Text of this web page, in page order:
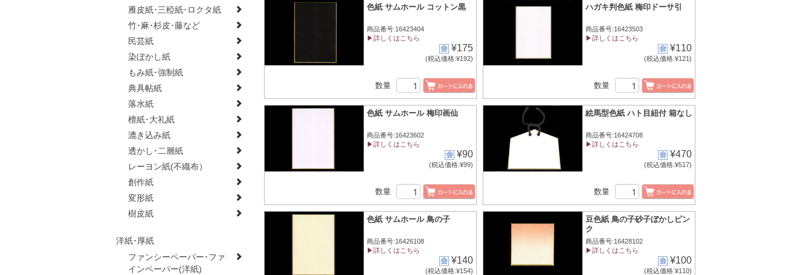
雁皮紙･三椏紙･ロクタ紙
竹･麻･杉皮･藤など
民芸紙
染ぼかし紙
もみ紙･強制紙
典具帖紙
落水紙
檀紙･大礼紙
漉き込み紙
透かし･二層紙
レーヨン紙(不織布）
創作紙
変形紙
樹皮紙
洋紙･厚紙
ファンシーペーパー･ファ
インペーパー(洋紙)
色紙 サムホール コットン黒
商品番号:16423404
▶詳しくはこちら
¥175
(税込価格:¥192)
数量
ハガキ判色紙 梅印ドーサ引
商品番号:16423503
▶詳しくはこちら
¥110
(税込価格:¥121)
数量
色紙 サムホール 梅印画仙
商品番号:16423602
▶詳しくはこちら
¥90
(税込価格:¥99)
数量
絵馬型色紙 ハト目紐付 箱なし
商品番号:16424708
▶詳しくはこちら
¥470
(税込価格:¥517)
数量
色紙 サムホール 鳥の子
商品番号:16426108
▶詳しくはこちら
¥140
(税込価格:¥154)
豆色紙 鳥の子砂子ぼかしピン
ク
商品番号:16428102
▶詳しくはこちら
¥100
(税込価格:¥110)